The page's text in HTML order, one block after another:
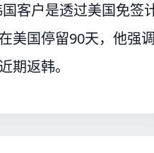
客户是透过美国免签
美国停留90天，他强
期返韩。